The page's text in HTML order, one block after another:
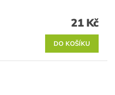
21 Kč